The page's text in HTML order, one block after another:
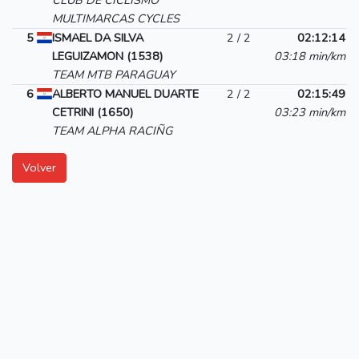
MULTIMARCAS CYCLES
5
ISMAEL DA SILVA
LEGUIZAMON (1538)
TEAM MTB PARAGUAY
2 / 2
02:12:14
03:18 min/km
6
ALBERTO MANUEL DUARTE
CETRINI (1650)
TEAM ALPHA RACIÑG
2 / 2
02:15:49
03:23 min/km
Volver